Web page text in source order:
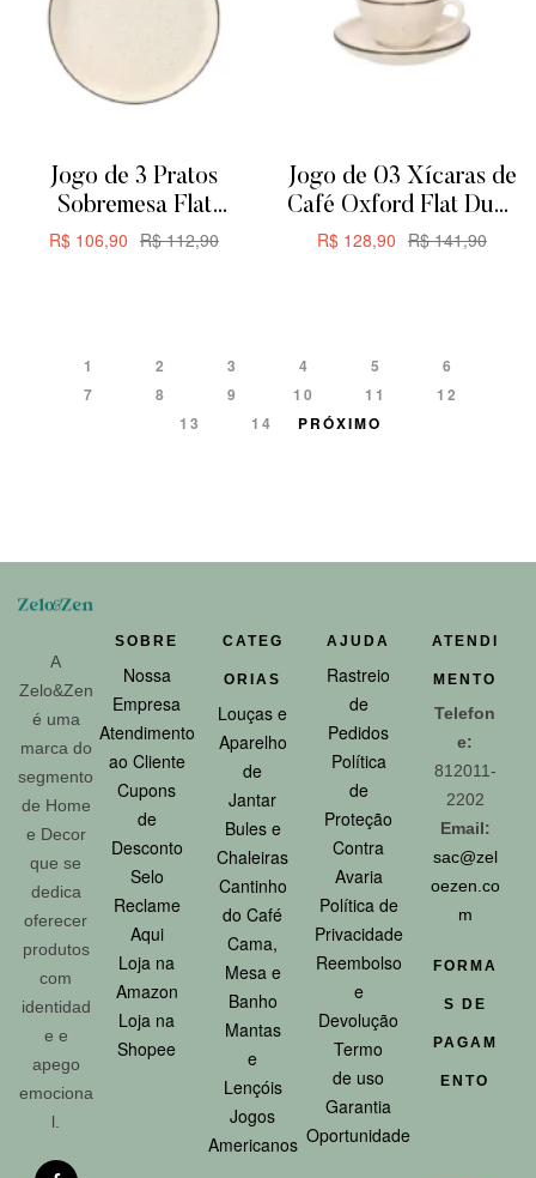
Jogo de 3 Pratos
Sobremesa Flat
Oxford Duna 20cm
R$112,90
R$ 106,90
Jogo de 03 Xícaras de
Café Oxford Flat Duna
200ML
R$141,90
R$ 128,90
1 2 3 4 5
6
7
8 9 10 11
12
13
14 PRÓXIMO
A
Zelo&Zen
é uma
marca do
segmento
de Home
e Decor
que se
dedica
oferecer
produtos
com
identidad
e e
apego
emociona
l.
SOBRE
Nossa
Empresa
Atendimento
ao Cliente
Cupons
de
Desconto
Selo
Reclame
Aqui
Loja na
Amazon
Loja na
Shopee
CATEG
ORIAS
Louças e
Aparelho
de
Jantar
Bules e
Chaleiras
Cantinho
do Café
Cama,
Mesa e
Banho
Mantas
e
Lençóis
Jogos
Americanos
AJUDA
Rastreio
de
Pedidos
Política
de
Proteção
Contra
Avaria
Política de
Privacidade
Reembolso
e
Devolução
Termo
de uso
Garantia
Oportunidade
ATENDI
MENTO
Telefon
e:
812011-
2202
Email:
sac@zel
oezen.co
m
FORMA
S DE
PAGAM
ENTO